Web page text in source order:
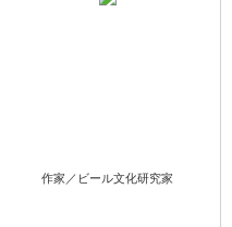
作家／ビール文化研究家